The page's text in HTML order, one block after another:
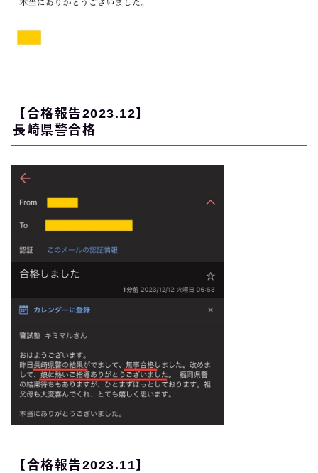
【合格報告2023.12】
長崎県警合格
【合格報告2023.11】